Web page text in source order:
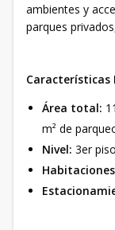
ambientes y
parques
Características
Área total:
m² de
Nivel: 3er